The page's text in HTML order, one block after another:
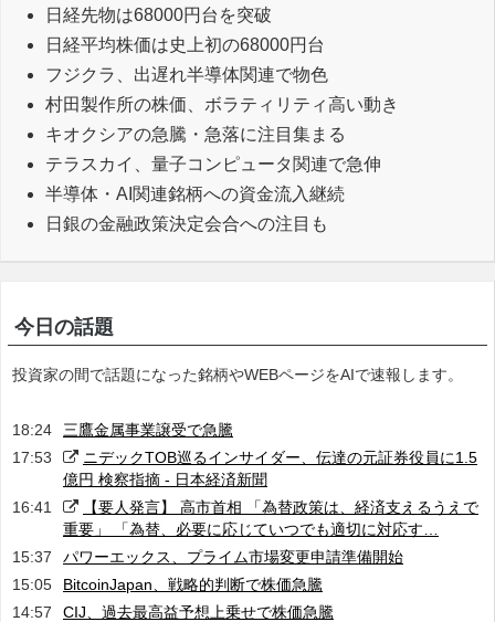
日経先物は68000円台を突破
日経平均株価は史上初の68000円台
フジクラ、出遅れ半導体関連で物色
村田製作所の株価、ボラティリティ高い動き
キオクシアの急騰・急落に注目集まる
テラスカイ、量子コンピュータ関連で急伸
半導体・AI関連銘柄への資金流入継続
日銀の金融政策決定会合への注目も
今日の話題
投資家の間で話題になった銘柄やWEBページをAIで速報します。
18:24
三鷹金属事業譲受で急騰
17:53
ニデックTOB巡るインサイダー、伝達の元証券役員に1.5
億円 検察指摘 - 日本経済新聞
16:41
【要人発言】 高市首相 「為替政策は、経済支えるうえで
重要」 「為替、必要に応じていつでも適切に対応す…
15:37
パワーエックス、プライム市場変更申請準備開始
15:05
BitcoinJapan、戦略的判断で株価急騰
14:57
CIJ、過去最高益予想上乗せで株価急騰